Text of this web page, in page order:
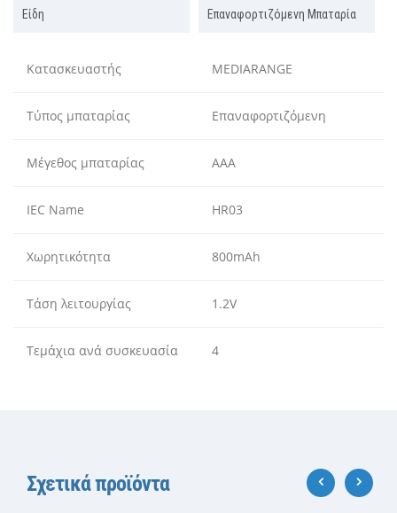
Είδη Επαναφορτιζόμενη Μπαταρία
Κατασκευαστής MEDIARANGE
Τύπος μπαταρίας Επαναφορτιζόμενη
Μέγεθος μπαταρίας AAA
IEC Name HR03
Χωρητικότητα 800mAh
Τάση λειτουργίας 1.2V
Τεμάχια ανά συσκευασία 4
Σχετικά προϊόντα